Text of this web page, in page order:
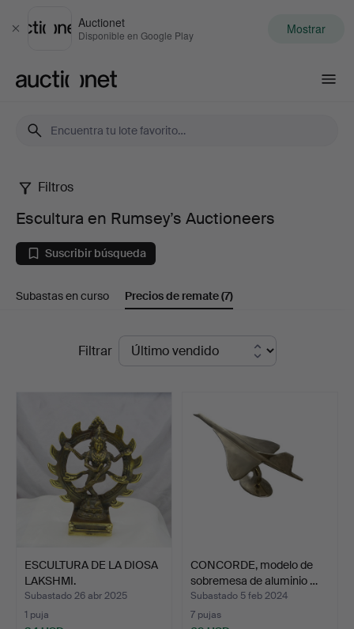
Cerrar
Auctionet
Disponible en Google Play Mostrar
Escultura
en
Rumsey’s
Auctioneers
Filtros
Escultura en Rumsey’s Auctioneers
Suscribir búsqueda
Subastas en curso Precios de remate(7)
Filtrar
ESCULTURA DE LA DIOSA
LAKSHMI.
Subastado 26 abr 2025
1 puja
CONCORDE, modelo de
sobremesa de aluminio …
Subastado 5 feb 2024
7 pujas